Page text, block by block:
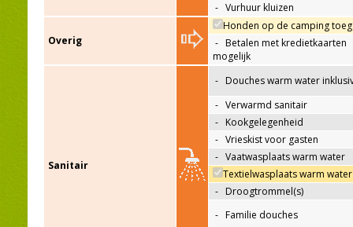
- Vurhuur kluizen
Overig
Honden op de camping
- Betalen met kredietkaarten
mogelijk
Sanitair
- Douches warm water
- Verwarmd sanitair
- Kookgelegenheid
- Vrieskist voor gasten
- Vaatwasplaats warm water
Textielwasplaats warm water
- Droogtrommel(s)
- Familie douches